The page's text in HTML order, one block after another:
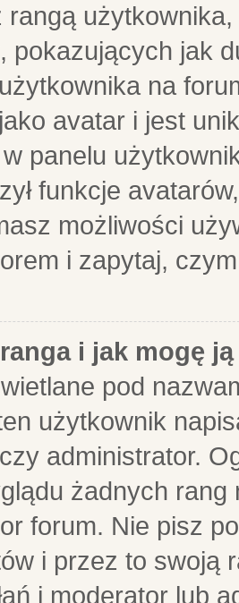
rangą
pokazujących jak
na
avatar i jest
panelu
funkcje
możliwości
i zapytaj,
i jak mogę
pod
użytkownik
administrator.
żadnych
forum. Nie pisz
i przez to swoją
i moderator lub